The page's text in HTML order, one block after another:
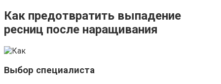
Как предотвратить выпадение
ресниц после наращивания
Выбор специалиста